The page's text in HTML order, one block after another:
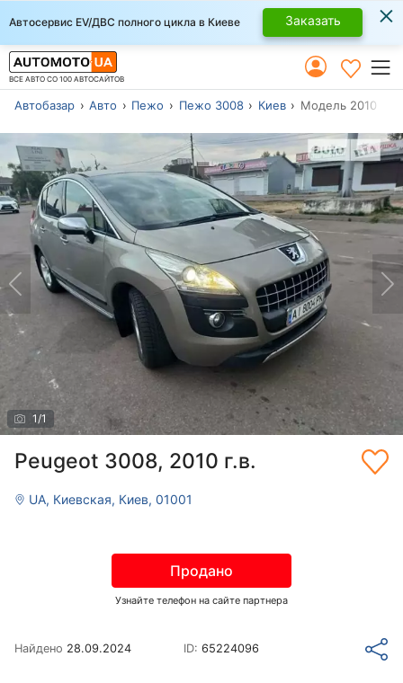
Автосервис EV/ДВС полного цикла в Киеве Заказать ×
ВСЕ АВТО СО 100 АВТОСАЙТОВ
Автобазар Авто Пежо Пежо 3008 Киев Модель 2010 г.в.
1 /1
Peugeot 3008, 2010 г.в.
UA, Киевская, Киев, 01001
Продано
Узнайте телефон на сайте партнера
Найдено 28.09.2024 ID:65224096